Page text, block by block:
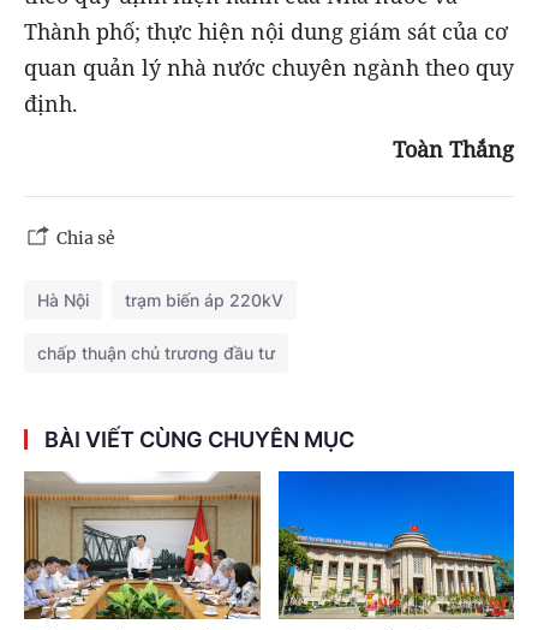
Thành phố; thực hiện nội dung giám sát của cơ
quan quản lý nhà nước chuyên ngành theo quy
định.
Toàn Thắng
Chia sẻ
Hà Nội trạm biến áp 220kV
chấp thuận chủ trương đầu tư
BÀI VIẾT CÙNG CHUYÊN MỤC